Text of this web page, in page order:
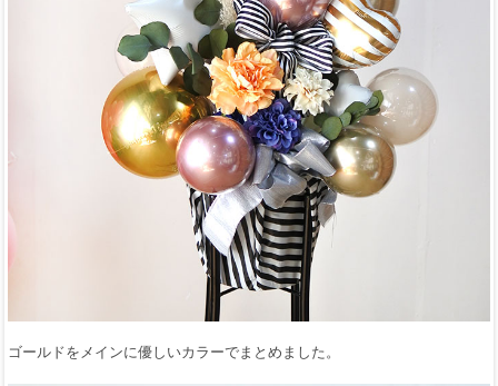
ゴールドをメインに優しいカラーでまとめました。